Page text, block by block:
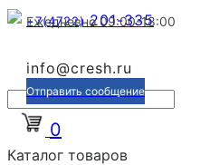
+7(4722)201-335
Ежедневно 09:00-18:00
info@cresh.ru
Отправить сообщение
0
Каталог товаров